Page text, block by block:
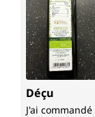
Déçu
J'ai